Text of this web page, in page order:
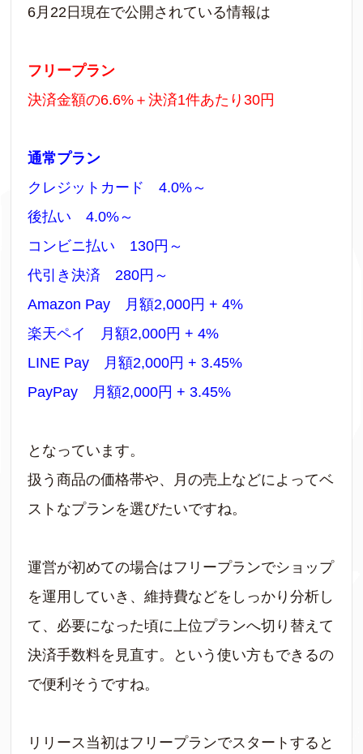
6月22日現在で公開されている情報は
フリープラン
決済金額の6.6%＋決済1件あたり30円
通常プラン
クレジットカード 4.0%～
後払い 4.0%～
コンビニ払い 130円～
代引き決済 280円～
Amazon Pay 月額2,000円 + 4%
楽天ペイ 月額2,000円 + 4%
LINE Pay 月額2,000円 + 3.45%
PayPay 月額2,000円 + 3.45%
となっています。
扱う商品の価格帯や、月の売上などによってベ
ストなプランを選びたいですね。
運営が初めての場合はフリープランでショップ
を運用していき、維持費などをしっかり分析し
て、必要になった頃に上位プランへ切り替えて
決済手数料を見直す。という使い方もできるの
で便利そうですね。
リリース当初はフリープランでスタートすると